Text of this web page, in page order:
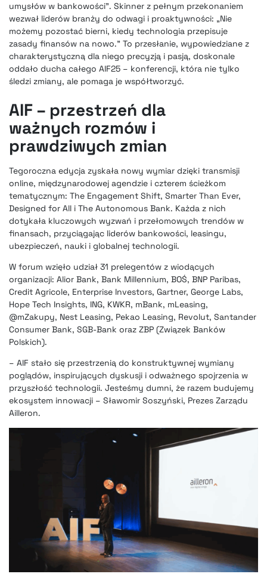
umysłów w bankowości”. Skinner z pełnym przekonaniem
wezwał liderów branży do odwagi i proaktywności: „Nie
możemy pozostać bierni, kiedy technologia przepisuje
zasady finansów na nowo.” To przesłanie, wypowiedziane z
charakterystyczną dla niego precyzją i pasją, doskonale
oddało ducha całego AIF25 – konferencji, która nie tylko
śledzi zmiany, ale pomaga je współtworzyć.
AIF – przestrzeń dla
ważnych rozmów i
prawdziwych zmian
Tegoroczna edycja zyskała nowy wymiar dzięki transmisji
online, międzynarodowej agendzie i czterem ścieżkom
tematycznym: The Engagement Shift, Smarter Than Ever,
Designed for All i The Autonomous Bank. Każda z nich
dotykała kluczowych wyzwań i przełomowych trendów w
finansach, przyciągając liderów bankowości, leasingu,
ubezpieczeń, nauki i globalnej technologii.
W forum wzięło udział 31 prelegentów z wiodących
organizacji: Alior Bank, Bank Millennium, BOŚ, BNP Paribas,
Credit Agricole, Enterprise Investors, Gartner, George Labs,
Hope Tech Insights, ING, KWKR, mBank, mLeasing,
@mZakupy, Nest Leasing, Pekao Leasing, Revolut, Santander
Consumer Bank, SGB-Bank oraz ZBP (Związek Banków
Polskich).
– AIF stało się przestrzenią do konstruktywnej wymiany
poglądów, inspirujących dyskusji i odważnego spojrzenia w
przyszłość technologii. Jesteśmy dumni, że razem budujemy
ekosystem innowacji – Sławomir Soszyński, Prezes Zarządu
Ailleron.